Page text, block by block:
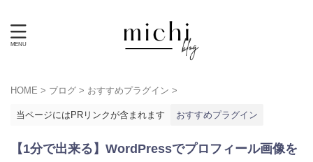
HOME > ブログ > おすすめプラグイン >
当ページにはPRリンクが含まれます おすすめプラグイン
【1分で出来る】WordPressでプロフィール画像を